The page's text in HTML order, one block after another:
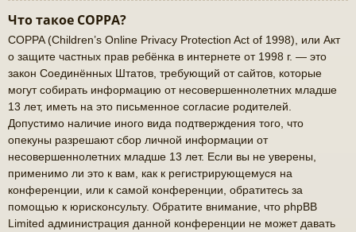
Что такое COPPA?
COPPA (Children’s Online Privacy Protection Act of 1998), или Акт
о защите частных прав ребёнка в интернете от 1998 г. — это
закон Соединённых Штатов, требующий от сайтов, которые
могут собирать информацию от несовершеннолетних младше
13 лет, иметь на это письменное согласие родителей.
Допустимо наличие иного вида подтверждения того, что
опекуны разрешают сбор личной информации от
несовершеннолетних младше 13 лет. Если вы не уверены,
применимо ли это к вам, как к регистрирующемуся на
конференции, или к самой конференции, обратитесь за
помощью к юрисконсульту. Обратите внимание, что phpBB
Limited администрация данной конференции не может давать